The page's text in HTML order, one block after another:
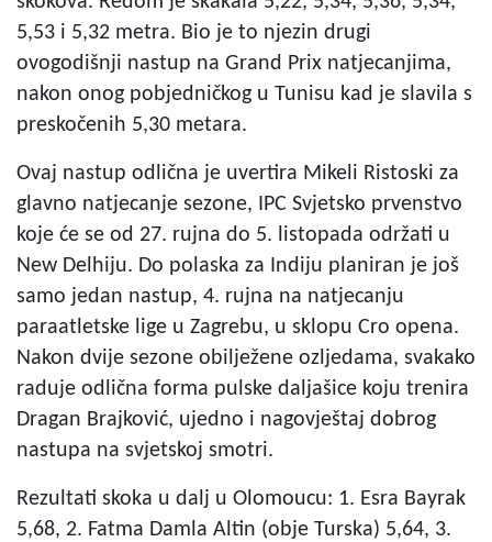
5,53 i 5,32 metra. Bio je to njezin drugi
ovogodišnji nastup na Grand Prix natjecanjima,
nakon onog pobjedničkog u Tunisu kad je slavila s
preskočenih 5,30 metara.
Ovaj nastup odlična je uvertira Mikeli Ristoski za
glavno natjecanje sezone, IPC Svjetsko prvenstvo
koje će se od 27. rujna do 5. listopada održati u
New Delhiju. Do polaska za Indiju planiran je još
samo jedan nastup, 4. rujna na natjecanju
paraatletske lige u Zagrebu, u sklopu Cro opena.
Nakon dvije sezone obilježene ozljedama, svakako
raduje odlična forma pulske daljašice koju trenira
Dragan Brajković, ujedno i nagovještaj dobrog
nastupa na svjetskoj smotri.
Rezultati skoka u dalj u Olomoucu: 1. Esra Bayrak
5,68, 2. Fatma Damla Altin (obje Turska) 5,64, 3.